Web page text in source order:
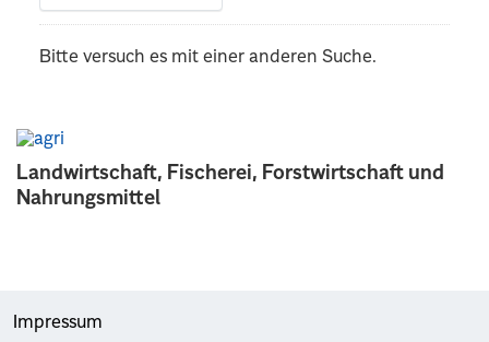
Landwirtschaft, Fischerei, Forstwirtschaft und
Nahrungsmittel
Bitte versuch es mit einer anderen Suche.
Impressum